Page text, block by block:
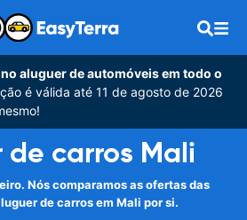
aluguer de automóveis em todo o
é válida até 11 de agosto de 2026
de carros Mali
Nós comparamos as ofertas das
de carros em Mali por si.